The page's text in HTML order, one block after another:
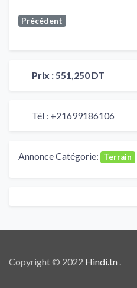
Précédent
Prix :551,250 DT
Tél : +21699186106
Annonce Catégorie: Terrain
Copyright © 2022 Hindi.tn .